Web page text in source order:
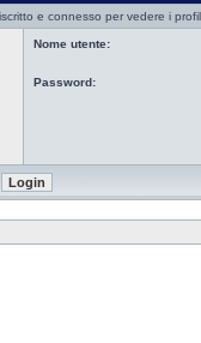
e connesso per vedere i
Nome utente:
Password: